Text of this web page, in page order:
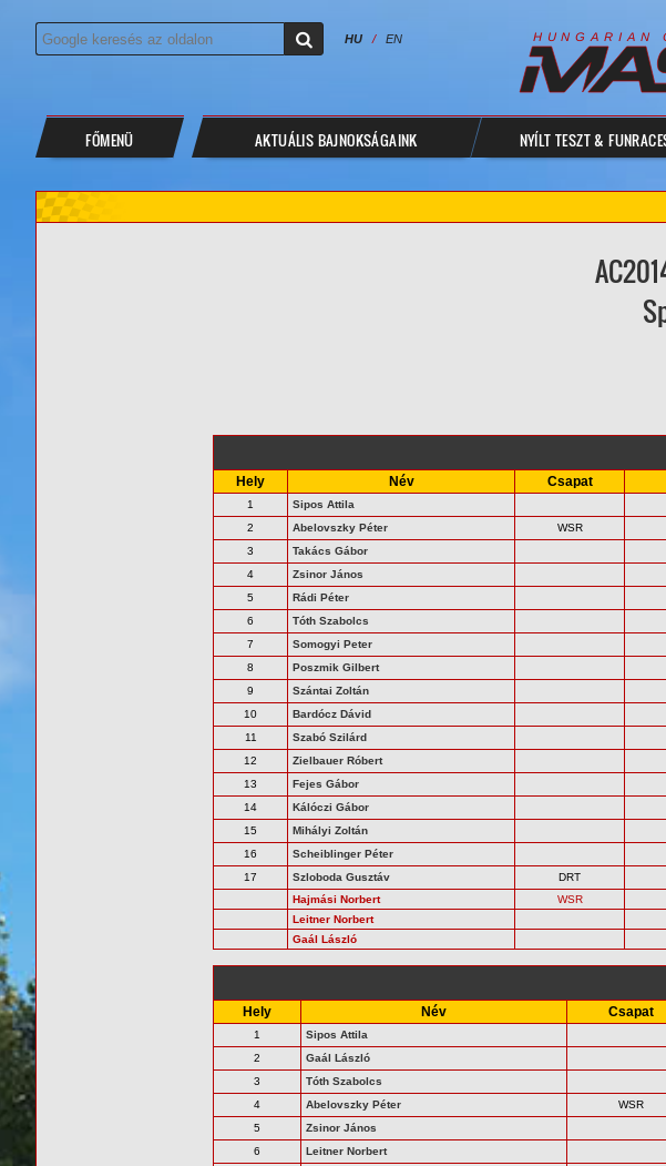
HU / EN H U N G A R I A N
FŐMENÜ AKTUÁLIS BAJNOKSÁGAINK NYÍLT TESZT &
Hely Név Csapat
1 Sipos Attila
2
Abelovszky Péter WSR
3
Takács Gábor
4
Zsinor János
5
Rádi Péter
6
Tóth Szabolcs
7
Somogyi Peter
8
Poszmik Gilbert
9
Szántai Zoltán
10
Bardócz Dávid
11
Szabó Szilárd
12
Zielbauer Róbert
13
Fejes Gábor
14
Kálóczi Gábor
15
Mihályi Zoltán
16
Scheiblinger Péter
17
Szloboda Gusztáv DRT
Hajmási Norbert
WSR
Leitner Norbert
Gaál László
Hely Név Csapat
1 Sipos Attila
2
Gaál László
3
Tóth Szabolcs
4
Abelovszky Péter WSR
5
Zsinor János
6
Leitner Norbert